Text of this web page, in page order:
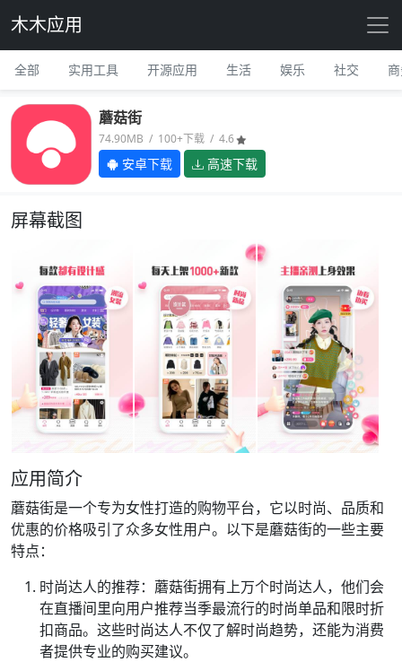
木木应用
全部 实用工具 开源应用 生活 娱乐 社交
蘑菇街
74.90MB / 100+下载 / 4.6
安卓下载 高速下载
屏幕截图
应用简介
蘑菇街是一个专为女性打造的购物平台，它以时尚、品质和
优惠的价格吸引了众多女性用户。以下是蘑菇街的一些主要
特点：
时尚达人的推荐：蘑菇街拥有上万个时尚达人，他们会
在直播间里向用户推荐当季最流行的时尚单品和限时折
扣商品。这些时尚达人不仅了解时尚趋势，还能为消费
者提供专业的购买建议。